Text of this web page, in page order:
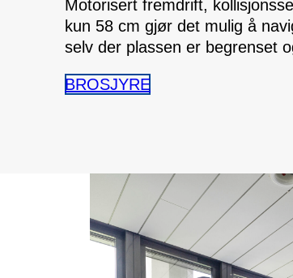
Motorisert fremdrift,
kun 58 cm gjør det mulig å
selv der plassen er begrenset
BROSJYRE